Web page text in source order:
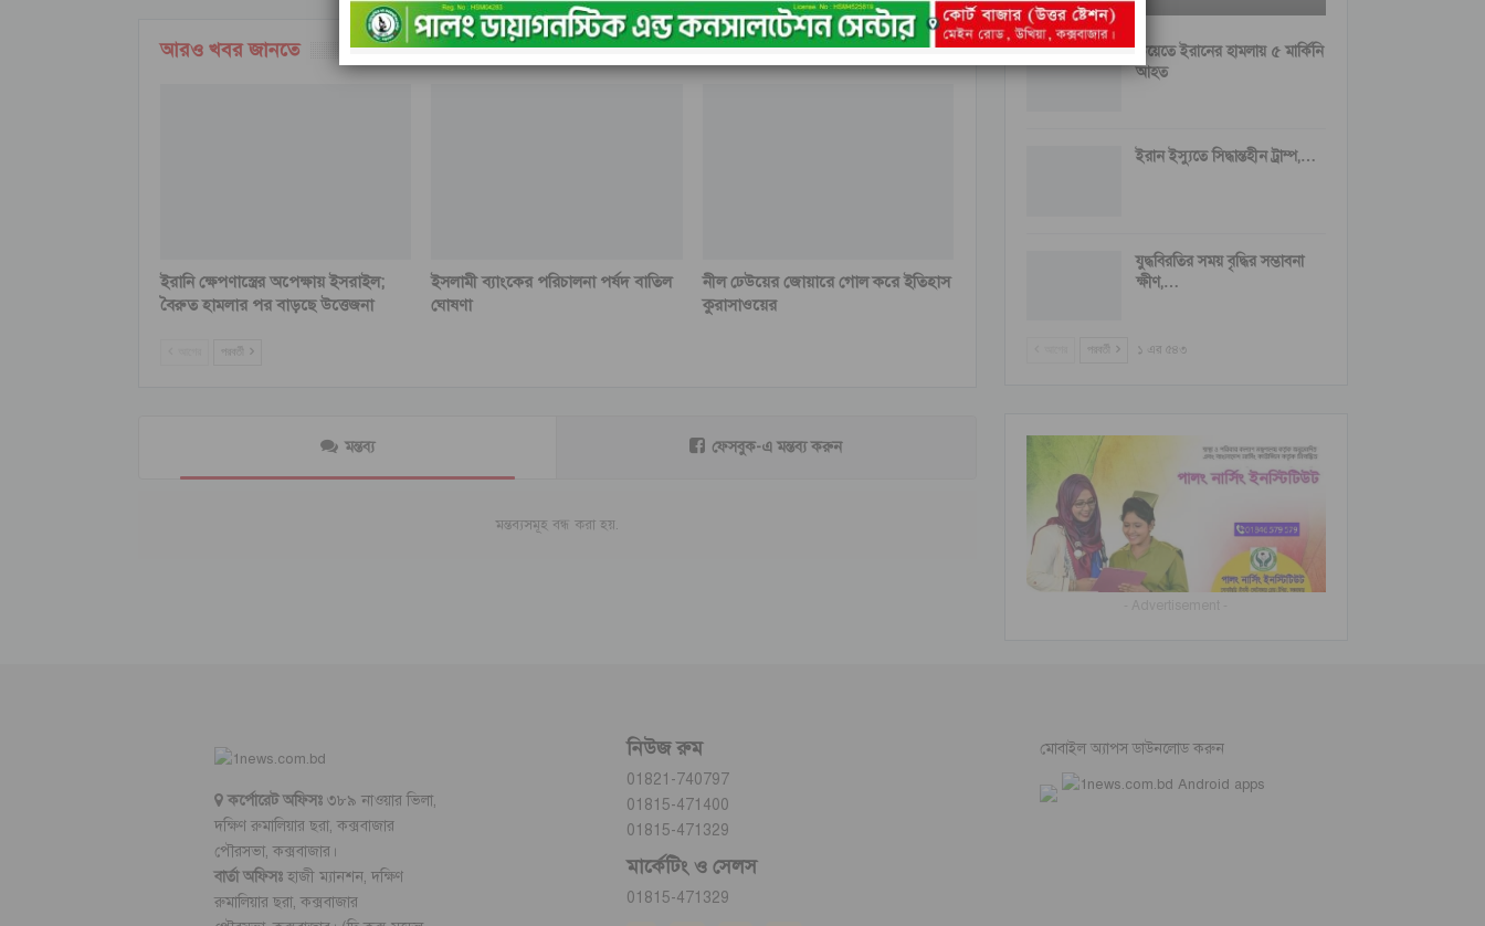
আরও খবর জানতে
ইরানি ক্ষেপণাস্ত্রের অপেক্ষায় ইসরাইল;
বৈরুত হামলার পর বাড়ছে উত্তেজনা
ইসলামী ব্যাংকের পরিচালনা পর্ষদ বাতিল
ঘোষণা
নীল ঢেউয়ের জোয়ারে গোল করে ইতিহাস
কুরাসাওয়ের
পরবর্তী
মন্তব্য ফেসবুক-এ মন্তব্য করুন
মন্তব্যসমূহ বন্ধ করা হয়.
কুয়েতে ইরানের হামলায় ৫ মার্কিনি
আহত
ইরান ইস্যুতে সিদ্ধান্তহীন ট্রাম্প,…
যুদ্ধবিরতির সময় বৃদ্ধির সম্ভাবনা
ক্ষীণ,…
পরবর্তী ১ এর ৫৪৩
কর্পোরেট অফিসঃ ৩৮৯ নাওয়ার ভিলা,
দক্ষিণ রুমালিয়ার ছরা, কক্সবাজার
পৌরসভা, কক্সবাজার।
বার্তা অফিসঃহাজী ম্যানশন, দক্ষিণ
রুমালিয়ার ছরা, কক্সবাজার
নিউজ রুম
01821-740797
01815-471400
01815-471329
মার্কেটিং ও সেলস
01815-471329
মোবাইল অ্যাপস ডাউনলোড করুন